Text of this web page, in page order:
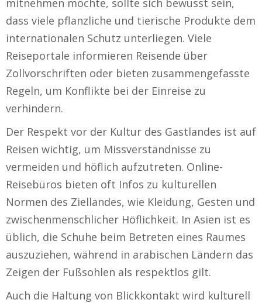
dass viele pflanzliche und tierische Produkte dem
internationalen Schutz unterliegen. Viele
Reiseportale informieren Reisende über
Zollvorschriften oder bieten zusammengefasste
Regeln, um Konflikte bei der Einreise zu
verhindern.
Der Respekt vor der Kultur des Gastlandes ist auf
Reisen wichtig, um Missverständnisse zu
vermeiden und höflich aufzutreten. Online-
Reisebüros bieten oft Infos zu kulturellen
Normen des Ziellandes, wie Kleidung, Gesten und
zwischenmenschlicher Höflichkeit. In Asien ist es
üblich, die Schuhe beim Betreten eines Raumes
auszuziehen, während in arabischen Ländern das
Zeigen der Fußsohlen als respektlos gilt.
Auch die Haltung von Blickkontakt wird kulturell